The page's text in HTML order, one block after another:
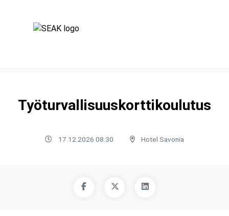
Työturvallisuuskorttikoulutus
17.12.2026 08:30 Hotel Savonia